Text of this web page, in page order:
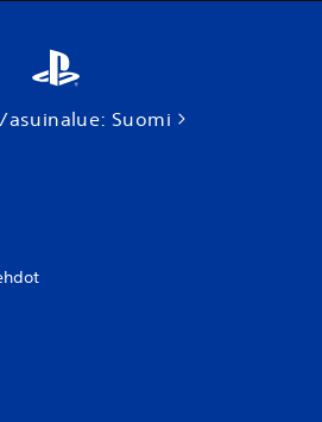
asuinalue: Suomi